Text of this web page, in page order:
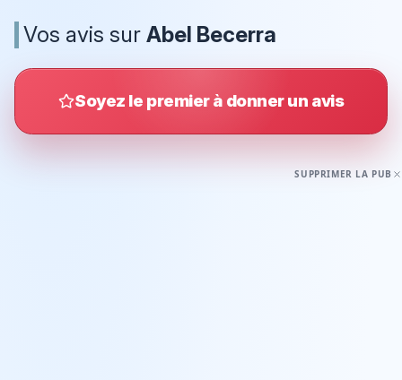
Vos avis sur Abel Becerra
Soyez le premier à donner un avis
SUPPRIMER LA PUB